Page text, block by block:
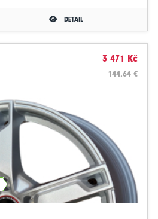
DETAIL
3 471 Kč
144.64 €